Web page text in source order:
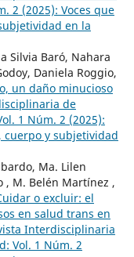
2 (2025): Voces que
en la
Silvia Baró, Nahara
Daniela Roggio,
un daño minucioso
de
1 Núm. 2 (2025):
cuerpo y subjetividad
Ma. Lilen
, M. Belén Martínez ,
o excluir: el
en salud trans en
Interdisciplinaria
Vol. 1 Núm. 2